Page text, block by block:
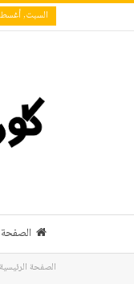
السبت, أغسطس 8,
الصفحة
الصفحة الرئيسية